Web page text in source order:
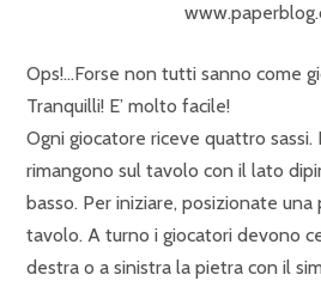
Ops!…Forse non tutti sanno come
Tranquilli! E’ molto facile!
Ogni giocatore riceve quattro
rimangono sul tavolo con il lato
basso. Per iniziare, posizionate
tavolo. A turno i giocatori devono
destra o a sinistra la pietra con il